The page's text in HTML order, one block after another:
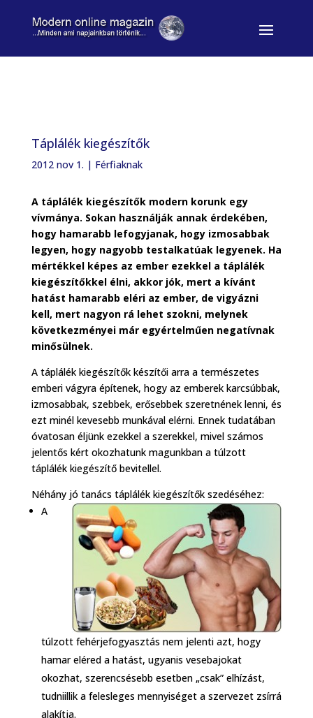
Táplálék kiegészítők
2012 nov 1. | Férfiaknak
A táplálék kiegészítők modern korunk egy
vívmánya. Sokan használják annak érdekében,
hogy hamarabb lefogyjanak, hogy izmosabbak
legyen, hogy nagyobb testalkatúak legyenek. Ha
mértékkel képes az ember ezekkel a táplálék
kiegészítőkkel élni, akkor jók, mert a kívánt
hatást hamarabb eléri az ember, de vigyázni
kell, mert nagyon rá lehet szokni, melynek
következményei már egyértelműen negatívnak
minősülnek.
A táplálék kiegészítők készítői arra a természetes
emberi vágyra építenek, hogy az emberek karcsúbbak,
izmosabbak, szebbek, erősebbek szeretnének lenni, és
ezt minél kevesebb munkával elérni. Ennek tudatában
óvatosan éljünk ezekkel a szerekkel, mivel számos
jelentős kért okozhatunk magunkban a túlzott
táplálék kiegészítő bevitellel.
Néhány jó tanács táplálék kiegészítők szedéséhez:
A
túlzott fehérjefogyasztás nem jelenti azt, hogy
hamar eléred a hatást, ugyanis vesebajokat
okozhat, szerencsésebb esetben „csak” elhízást,
tudniillik a felesleges mennyiséget a szervezet zsírrá
alakítja.